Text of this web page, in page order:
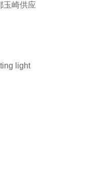
玉崎供应
light